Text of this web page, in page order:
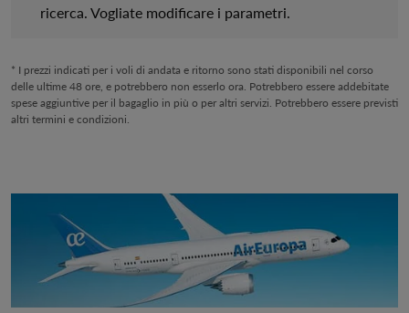
ricerca. Vogliate modificare i parametri.
* I prezzi indicati per i voli di andata e ritorno sono stati disponibili nel corso
delle ultime 48 ore, e potrebbero non esserlo ora. Potrebbero essere addebitate
spese aggiuntive per il bagaglio in più o per altri servizi. Potrebbero essere previsti
altri termini e condizioni.